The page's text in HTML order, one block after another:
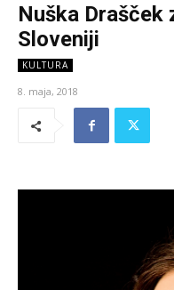
Nuška Drašček
Sloveniji
KULTURA
8. maja, 2018